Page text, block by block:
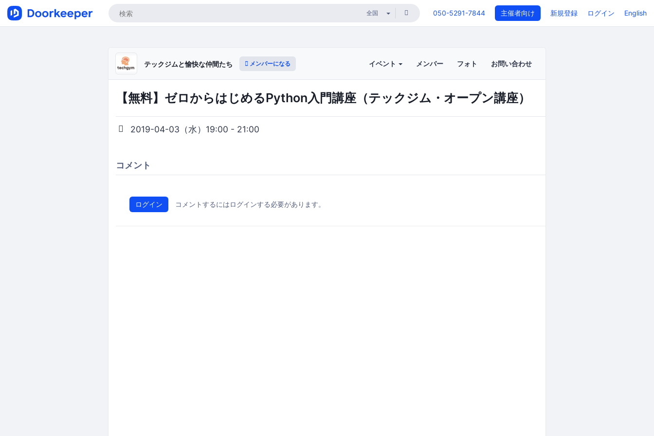
050-5291-7844 主催者向け 新規登録 ログイン English
テックジムと愉快な仲間たち メンバーになる イベント メンバー フォト お問い合わせ
【無料】ゼロからはじめるPython入門講座（テックジム・オープン講座）
2019-04-03（水）19:00 - 21:00
コメント
ログイン コメントするにはログインする必要があります。